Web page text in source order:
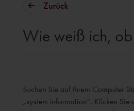
Zurück
Wie weiß ich, ob
Suchen Sie auf Ihrem Computer
„system information“. Klicken Sie